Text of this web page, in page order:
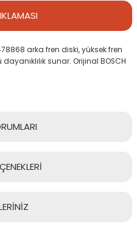
arka fren diski, yüksek fren
sunar. Orijinal BOSCH